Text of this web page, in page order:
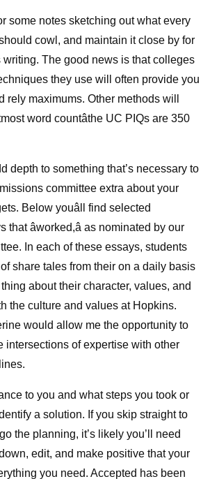
some notes sketching out what every
cowl, and maintain it close by for
writing. The good news is that colleges
they use will often provide you
rely maximums. Other methods will
word countâthe UC PIQs are 350
depth to something that’s necessary to
committee extra about your
Below youâll find selected
âworked,â as nominated by our
In each of these essays, students
share tales from their on a daily basis
about their character, values, and
the culture and values at Hopkins.
would allow me the opportunity to
intersections of expertise with other
to you and what steps you took or
a solution. If you skip straight to
the planning, it’s likely you’ll need
edit, and make positive that your
you need. Accepted has been